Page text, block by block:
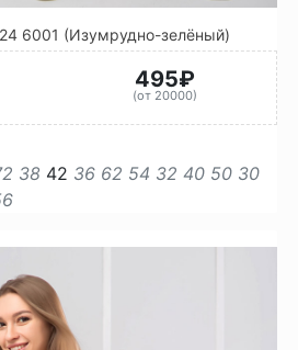
6001 (Изумрудно-зелёный)
495₽
(от 20000)
38 42 36 62 54 32 40 50 30